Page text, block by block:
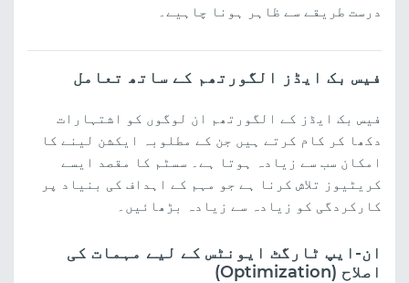
درست طریقے سے ظاہر ہونا چاہیے۔
فیس بک ایڈز الگورتھم کے ساتھ تعامل
فیس بک ایڈز کے الگورتھم ان لوگوں کو اشتہارات
دکھا کر کام کرتے ہیں جن کے مطلوبہ ایکشن لینے کا
امکان سب سے زیادہ ہوتا ہے۔ سسٹم کا مقصد ایسے
کریٹیوز تلاش کرنا ہے جو مہم کے اہداف کی بنیاد پر
کارکردگی کو زیادہ سے زیادہ بڑھائیں۔
ان-ایپ ٹارگٹ ایونٹس کے لیے مہمات کی
اصلاح (Optimization)